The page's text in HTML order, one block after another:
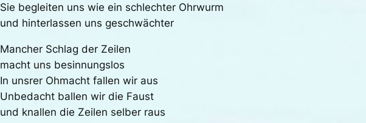
Sie begleiten uns wie ein schlechter Ohrwurm
und hinterlassen uns geschwächter
Mancher Schlag der Zeilen
macht uns besinnungslos
In unsrer Ohmacht fallen wir aus
Unbedacht ballen wir die Faust
und knallen die Zeilen selber raus